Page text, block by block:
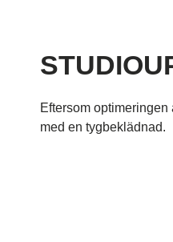
Eftersom
med en tygbeklädnad.